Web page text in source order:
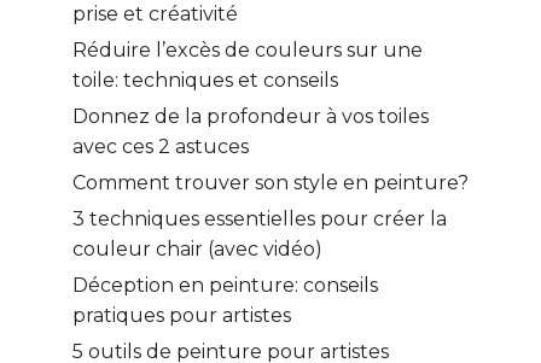
prise et créativité
Réduire l’excès de couleurs sur une
toile: techniques et conseils
Donnez de la profondeur à vos toiles
avec ces 2 astuces
Comment trouver son style en peinture?
3 techniques essentielles pour créer la
couleur chair (avec vidéo)
Déception en peinture: conseils
pratiques pour artistes
5 outils de peinture pour artistes